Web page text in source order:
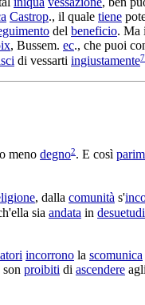
Castrop., il quale tiene
del beneficio. Ma
, Bussem. ec., che puoi
di vessarti ingiustamente7
o meno degno2. E così
, dalla comunità s'
sia andata in
incorrono la scomunica
son proibiti di ascendere agli